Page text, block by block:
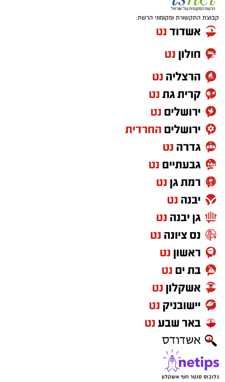
קבוצת התקשורת ומקומוני הרשת:
גלובוס סנטר חוף אשקלון